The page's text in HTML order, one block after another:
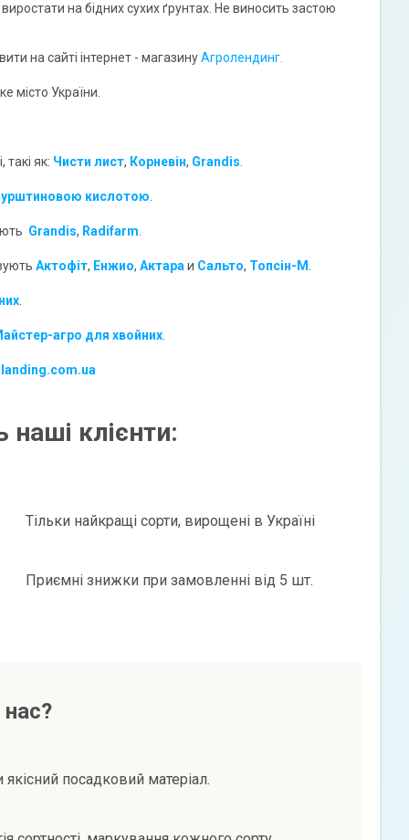
на бідних сухих ґрунтах. Не виносить застою
на сайті інтернет - магазинуАгролендинг.
місто України.
як: Чисти лист, Корневін, Grandis
кислотою
Grandis, Radifarm
Актофіт, Енжио, Актара и Сальто, Топсін-М
агро для хвойних
наші клієнти:
Тільки найкращі сорти, вирощені в Україні
Приємні знижки при замовленні від 5 шт.
якісний посадковий матеріал.